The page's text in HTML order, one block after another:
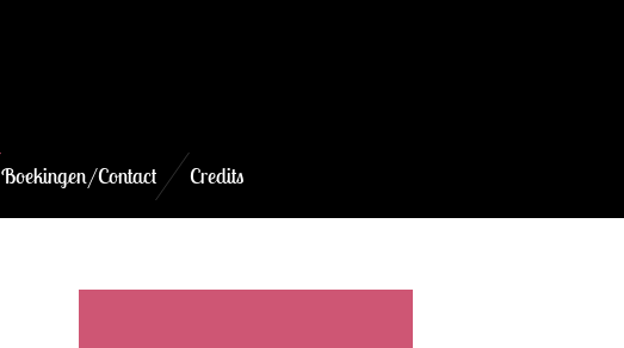
Boekingen/Contact Credits